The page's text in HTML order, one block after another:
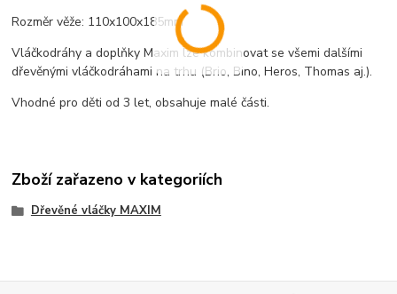
Rozměr věže: 110x100x185mm
Vláčkodráhy a doplňky Maxim lze kombinovat se všemi dalšími
dřevěnými vláčkodráhami na trhu (Brio, Bino, Heros, Thomas aj.).
Vhodné pro děti od 3 let, obsahuje malé části.
Zboží zařazeno v kategoriích
Dřevěné vláčky MAXIM